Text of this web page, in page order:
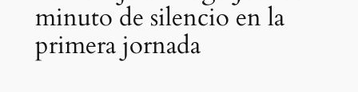
minuto de silencio en la
primera jornada